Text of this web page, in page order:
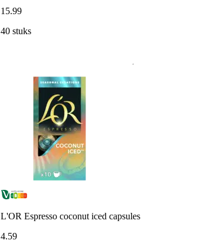
15.99
40 stuks
L'OR Espresso coconut iced capsules
4.59